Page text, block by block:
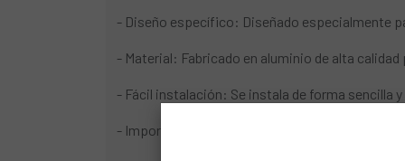
- Diseño específico: Diseñado especialmente
- Material: Fabricado en aluminio de alta
- Fácil instalación: Se instala de forma sencilla
- Importancia: Un tornillo de pata de cambio